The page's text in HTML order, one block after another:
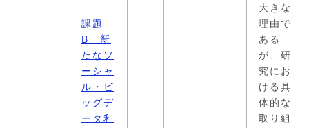
課題
B 新
たなソ
ーシャ
ル・ビ
ッグデ
ータ利
大きな
理由で
ある
が、研
究にお
ける具
体的な
取り組